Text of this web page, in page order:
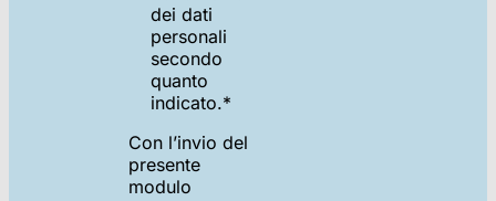
dei dati
personali
secondo
quanto
indicato.*
Con l’invio del
presente
modulo